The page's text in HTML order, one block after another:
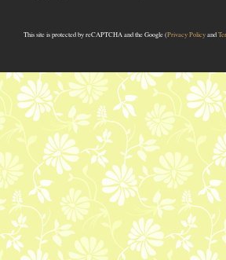
This site is protected by reCAPTCHA and the Google (Privacy Policyand